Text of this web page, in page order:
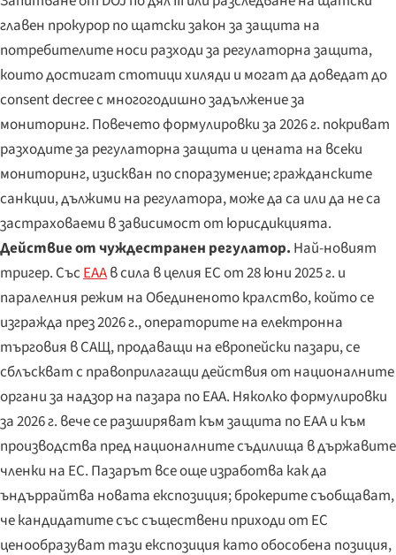
главен прокурор по щатски закон за защита на
потребителите носи разходи за регулаторна защита,
които достигат стотици хиляди и могат да доведат до
consent decree с многогодишно задължение за
мониторинг. Повечето формулировки за 2026 г. покриват
разходите за регулаторна защита и цената на всеки
мониторинг, изискван по споразумение; гражданските
санкции, дължими на регулатора, може да са или да не са
застраховаеми в зависимост от юрисдикцията.
Действие от чуждестранен регулатор. Най-новият
тригер. СъсEAAв сила в целия ЕС от 28 юни 2025 г. и
паралелния режим на Обединеното кралство, който се
изгражда през 2026 г., операторите на електронна
търговия в САЩ, продаващи на европейски пазари, се
сблъскват с правоприлагащи действия от националните
органи за надзор на пазара по EAA. Няколко формулировки
за 2026 г. вече се разширяват към защита по EAA и към
производства пред националните съдилища в държавите
членки на ЕС. Пазарът все още изработва как да
ъндъррайтва новата експозиция; брокерите съобщават,
че кандидатите със съществени приходи от ЕС
ценообразуват тази експозиция като обособена позиция,